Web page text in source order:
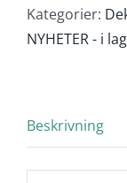
(1
par)
Kategorier:
NYHETER - i
Beskrivning